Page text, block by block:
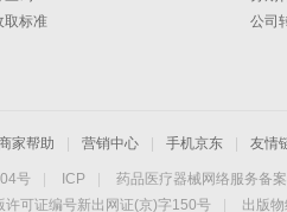
取标准
公司
家帮助 营销中心 手机京东 友情
号 ICP 药品医疗器械网络服务备案
许可证编号新出网证(京)字150号
出版